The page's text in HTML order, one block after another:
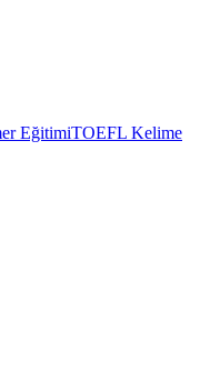
EğitimiTOEFL Kelime